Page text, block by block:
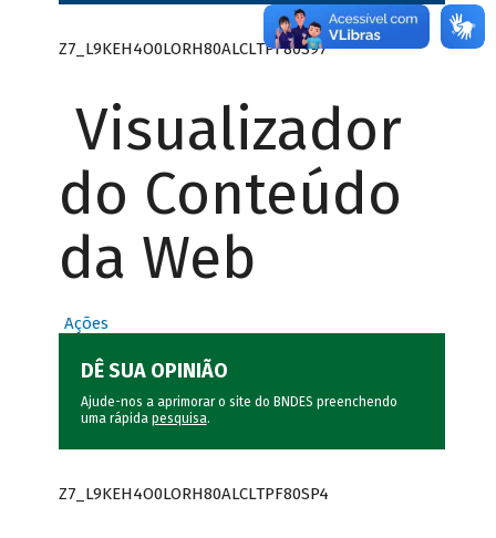
Z7_L9KEH4O0LORH80ALCLTPF80S97
Visualizador
do Conteúdo
da Web
Ações
DÊ SUA OPINIÃO
Ajude-nos a aprimorar o site do BNDES preenchendo
uma rápida pesquisa.
Z7_L9KEH4O0LORH80ALCLTPF80SP4